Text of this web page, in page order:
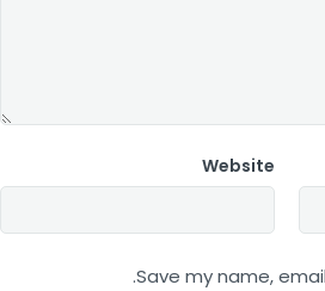
Website
Save my name,